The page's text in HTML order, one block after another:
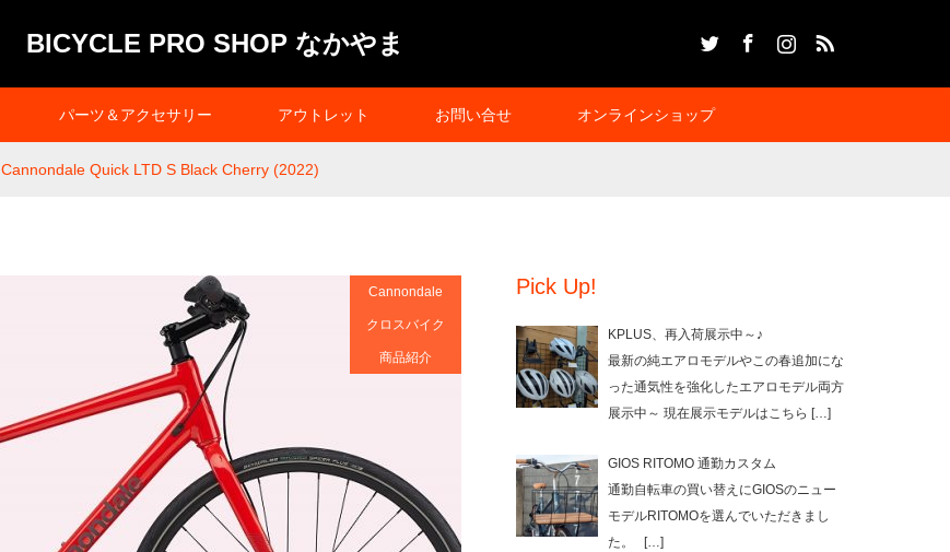
BICYCLE PRO SHOP なかやま
パーツ＆アクセサリー アウトレット お問い合せ オンラインショップ
Cannondale Quick LTD S Black Cherry (2022)
Cannondale
クロスバイク
商品紹介
Pick Up!
KPLUS、再入荷展示中～♪
最新の純エアロモデルやこの春追加にな
った通気性を強化したエアロモデル両方
展示中～ 現在展示モデルはこちら […]
GIOS RITOMO 通勤カスタム
通勤自転車の買い替えにGIOSのニュー
モデルRITOMOを選んでいただきまし
た。
[…]